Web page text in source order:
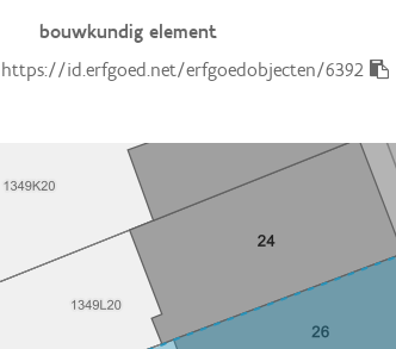
bouwkundig element
https://id.erfgoed.net/erfgoedobjecten/6392